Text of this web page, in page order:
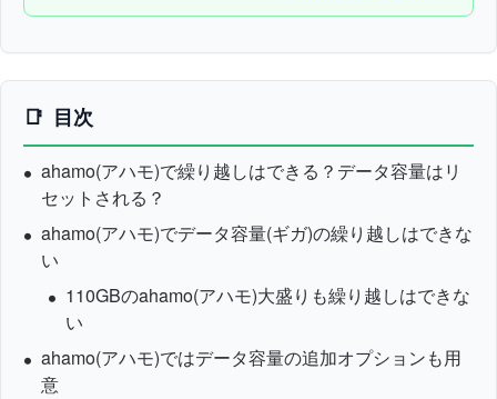
目次
ahamo(アハモ)で繰り越しはできる？データ容量はリ
セットされる？
ahamo(アハモ)でデータ容量(ギガ)の繰り越しはできな
い
110GBのahamo(アハモ)大盛りも繰り越しはできな
い
ahamo(アハモ)ではデータ容量の追加オプションも用
意